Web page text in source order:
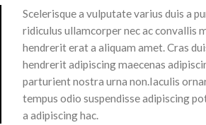
Scelerisque a vulputate varius duis a
ridiculus ullamcorper nec ac convallis
hendrerit erat a aliquam amet. Cras
hendrerit adipiscing maecenas
parturient nostra urna non.Iaculis
tempus odio suspendisse adipiscing
a adipiscing hac.